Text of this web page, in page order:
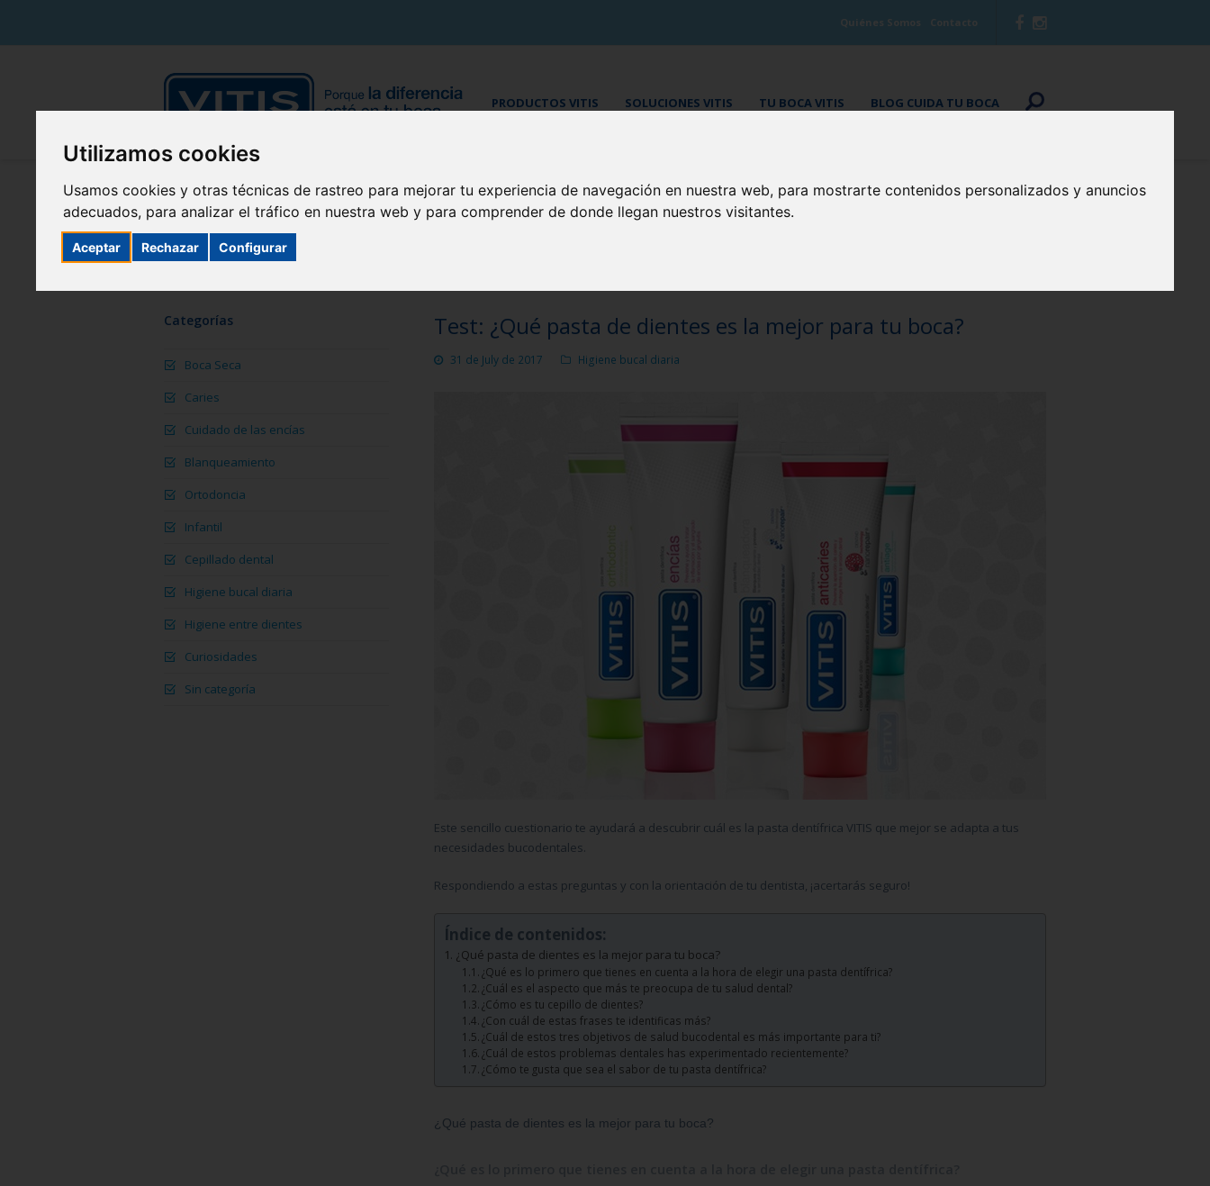
Utilizamos cookies
Usamos cookies y otras técnicas de rastreo para mejorar tu experiencia de navegación en nuestra web, para mostrarte contenidos personalizados y anuncios
adecuados, para analizar el tráfico en nuestra web y para comprender de donde llegan nuestros visitantes.
Aceptar Rechazar Configurar
Quiénes Somos Contacto
PRODUCTOS VITIS SOLUCIONES VITIS TU BOCA VITIS BLOG CUIDA TU BOCA
BLOG CUIDA TU BOCA
Test: ¿Qué pasta de dientes es la mejor para tu boca?
31 de July de 2017 Higiene bucal diaria
Este sencillo cuestionario te ayudará a descubrir cuál es la pasta dentífrica VITIS que mejor se adapta a tus
necesidades bucodentales.
Respondiendo a estas preguntas y con la orientación de tu dentista, ¡acertarás seguro!
Índice de contenidos:
¿Qué pasta de dientes es la mejor para tu boca?
¿Qué es lo primero que tienes en cuenta a la hora de elegir una pasta dentífrica?
¿Cuál es el aspecto que más te preocupa de tu salud dental?
¿Cómo es tu cepillo de dientes?
¿Con cuál de estas frases te identificas más?
¿Cuál de estos tres objetivos de salud bucodental es más importante para ti?
¿Cuál de estos problemas dentales has experimentado recientemente?
¿Cómo te gusta que sea el sabor de tu pasta dentífrica?
¿Qué pasta de dientes es la mejor para tu boca?
Categorías
Boca Seca
Caries
Cuidado de las encías
Blanqueamiento
Ortodoncia
Infantil
Cepillado dental
Higiene bucal diaria
Higiene entre dientes
Curiosidades
Sin categoría